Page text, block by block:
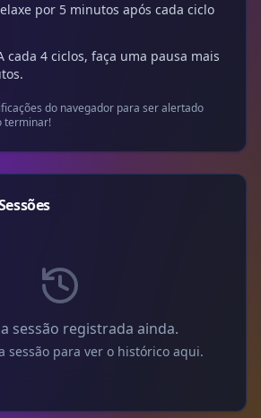
por 5 minutos após cada ciclo
cada 4 ciclos, faça uma pausa mais
do navegador para ser alertado
terminar!
sessão registrada ainda.
sessão para ver o histórico aqui.